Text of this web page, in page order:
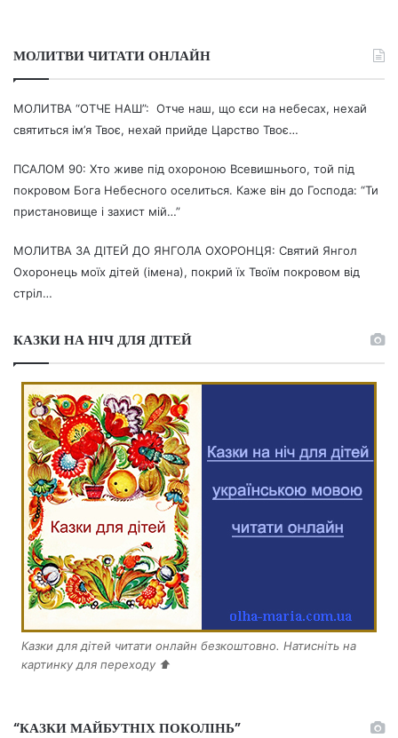
МОЛИТВИ ЧИТАТИ ОНЛАЙН
МОЛИТВА “ОТЧЕ НАШ”: Отче наш, що єси на небесах, нехай
святиться ім’я Твоє, нехай прийде Царство Твоє…
ПСАЛОМ 90: Хто живе під охороною Всевишнього, той під
покровом Бога Небесного оселиться. Каже він до Господа: “Ти
пристановище і захист мій…”
МОЛИТВА ЗА ДІТЕЙ ДО ЯНГОЛА ОХОРОНЦЯ: Святий Янгол
Охоронець моїх дітей (імена), покрий їх Твоїм покровом від
стріл…
КАЗКИ НА НІЧ ДЛЯ ДІТЕЙ
Казки для дітей читати онлайн безкоштовно. Натисніть на
картинку для переходу ⬆️
“КАЗКИ МАЙБУТНІХ ПОКОЛІНЬ”